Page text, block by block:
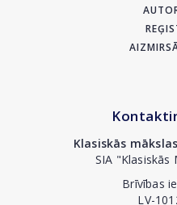
Klasiskās
SIA "Klasiskās
Brīvības
LV-